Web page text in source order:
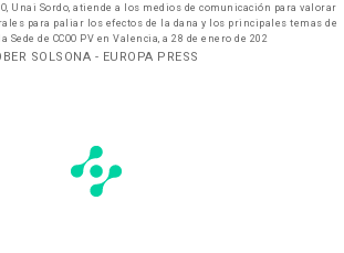
Unai Sordo, atiende a los medios de comunicación para valorar
para paliar los efectos de la dana y los principales temas de
Sede de CCOO PV en Valencia, a 28 de enero de 202
SOLSONA - EUROPA PRESS